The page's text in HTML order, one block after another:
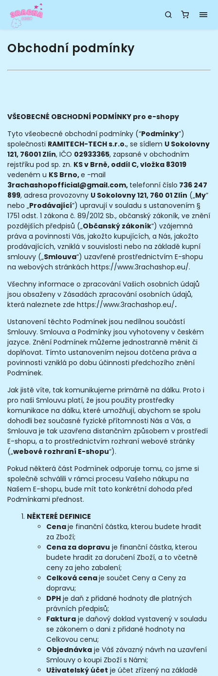
Obchodní podmínky
VŠEOBECNÉ OBCHODNÍ PODMÍNKY pro e-shopy
Tyto všeobecné obchodní podmínky (“Podmínky”)
společnosti RAMITECH-TECH s.r.o., se sídlem U Sokolovny
121, 76001 Zlín, IČO 02933365, zapsané v obchodním
rejstříku pod sp. zn. KS v Brně, oddíl C, vložka 83019
vedeném u KS Brno,e -mail
3rachashopofficial@gmail.com, telefonní číslo 736 247
899, adresa provozovny U Sokolovny 121, 760 01 Zlín („My”
nebo „Prodávající”) upravují v souladu s ustanovením §
1751 odst. 1 zákona č. 89/2012 Sb., občanský zákoník, ve znění
pozdějších předpisů („Občanský zákoník“) vzájemná
práva a povinnosti Vás, jakožto kupujících, a Nás, jakožto
prodávajících, vzniklá v souvislosti nebo na základě kupní
smlouvy („Smlouva“) uzavřené prostřednictvím E-shopu
na webových stránkách https://www.3rachashop.eu/.
Všechny informace o zpracování Vašich osobních údajů
jsou obsaženy v Zásadách zpracování osobních údajů,
která naleznete zde https://www.3rachashop.eu/.
Ustanovení těchto Podmínek jsou nedílnou součástí
Smlouvy. Smlouva a Podmínky jsou vyhotoveny v českém
jazyce. Znění Podmínek můžeme jednostranně měnit či
doplňovat. Tímto ustanovením nejsou dotčena práva a
povinnosti vzniklá po dobu účinnosti předchozího znění
Podmínek.
Jak jistě víte, tak komunikujeme primárně na dálku. Proto i
pro naši Smlouvu platí, že jsou použity prostředky
komunikace na dálku, které umožňují, abychom se spolu
dohodli bez současné fyzické přítomnosti Nás a Vás, a
Smlouva je tak uzavřena distančním způsobem v prostředí
E-shopu, a to prostřednictvím rozhraní webové stránky
(„webové rozhraní E-shopu“).
Pokud některá část Podmínek odporuje tomu, co jsme si
společně schválili v rámci procesu Vašeho nákupu na
Našem E-shopu, bude mít tato konkrétní dohoda před
Podmínkami přednost.
NĚKTERÉ DEFINICE
Cenaje finanční částka, kterou budete hradit
za Zboží;
Cena za dopravu je finanční částka, kterou
budete hradit za doručení Zboží, a to včetně
ceny za jeho zabalení;
Celková cenaje součet Ceny a Ceny za
dopravu;
DPH je daň z přidané hodnoty dle platných
právních předpisů;
Faktura je daňový doklad vystavený v souladu
se zákonem o dani z přidané hodnoty na
Celkovou cenu;
Objednávka je Váš závazný návrh na uzavření
Smlouvy o koupi Zboží s Námi;
Uživatelský účet je účet zřízený na základě